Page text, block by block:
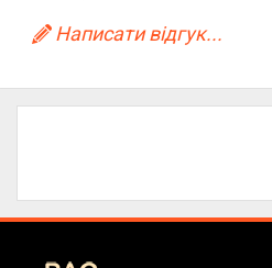
Написати відгук...